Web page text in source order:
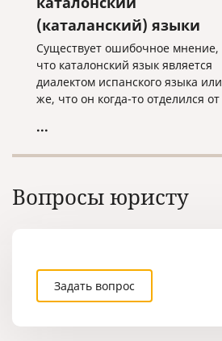
(каталанский) языки
Существует ошибочное мнение,
что каталонский язык является
диалектом испанского языка или
же, что он когда-то отделился от
течением времени. Каталонский
этом языке говорят в Испании
островах.
...
Вопросы юристу
Задать вопрос